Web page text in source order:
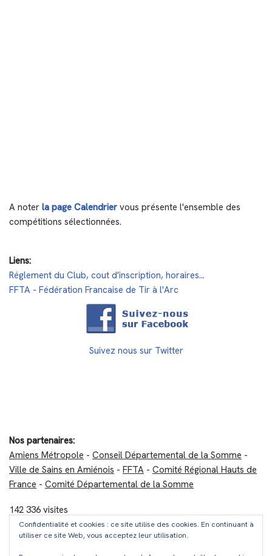
A noter la page Calendrier vous présente l'ensemble des
compétitions sélectionnées.
Liens:
Réglement du Club, cout d'inscription, horaires...
FFTA - Fédération Francaise de Tir à l'Arc
Suivez nous sur Twitter
Confidentialité et cookies : ce site utilise des cookies. En continuant à
utiliser ce site Web, vous acceptez leur utilisation.
Nos partenaires:
Amiens Métropole - Conseil Départemental de la Somme -
Ville de Sains en Amiénois - FFTA - Comité Régional Hauts de
France - Comité Départemental de la Somme
142 336 visites